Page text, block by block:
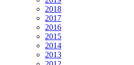
2018
2017
2016
2015
2014
2013